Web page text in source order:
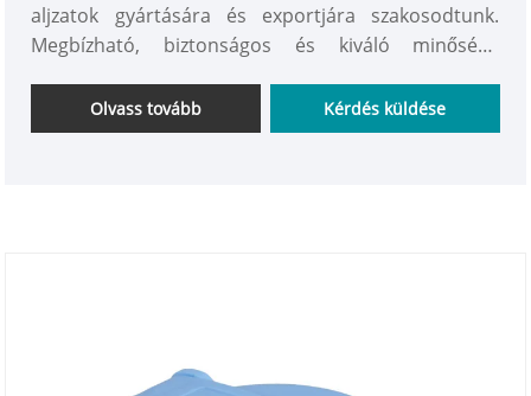
aljzatok gyártására és exportjára szakosodtunk.
Megbízható, biztonságos és kiváló minőségű
utazási használatra. Az európai szabványok szerint
készültek, ezek a hordozható aljzatok biztosítják a
Olvass tovább Kérdés küldése